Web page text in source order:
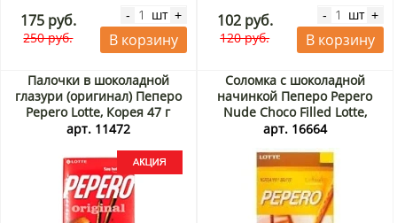
175 руб.
250 руб.
- шт +
В корзину
102 руб.
120 руб.
- шт +
В корзину
Палочки в шоколадной
глазури (оригинал) Пеперо
Pepero Lotte, Корея 47 г
Акция
арт. 11472
Соломка с шоколадной
начинкой Пеперо Pepero
Nude Choco Filled Lotte,
Корея, 50 г
арт. 16664